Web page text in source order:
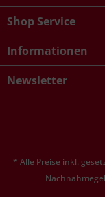
Shop Service
Informationen
Newsletter
* Alle Preise inkl.